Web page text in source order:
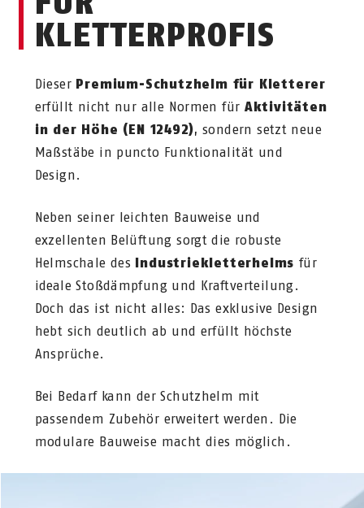
KLETTERPROFIS
Dieser Premium-Schutzhelm für Kletterer
erfüllt nicht nur alle Normen für Aktivitäten
in der Höhe (EN 12492), sondern setzt neue
Maßstäbe in puncto Funktionalität und
Design.
Neben seiner leichten Bauweise und
exzellenten Belüftung sorgt die robuste
Helmschale des Industriekletterhelmsfür
ideale Stoßdämpfung und Kraftverteilung.
Doch das ist nicht alles: Das exklusive Design
hebt sich deutlich ab und erfüllt höchste
Ansprüche.
Bei Bedarf kann der Schutzhelm mit
passendem Zubehör erweitert werden. Die
modulare Bauweise macht dies möglich.